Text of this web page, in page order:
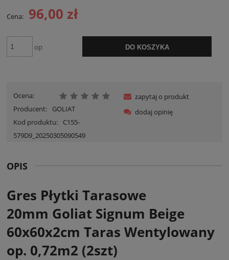
Cena: 96,00 zł
op DO KOSZYKA
Ocena:
Producent:
GOLIAT
Kod produktu:
C155-
579D9_20250305090549
zapytaj o produkt
dodaj opinię
OPIS
Gres Płytki Tarasowe
20mm Goliat Signum Beige
60x60x2cm Taras Wentylowany
op. 0,72m2 (2szt)